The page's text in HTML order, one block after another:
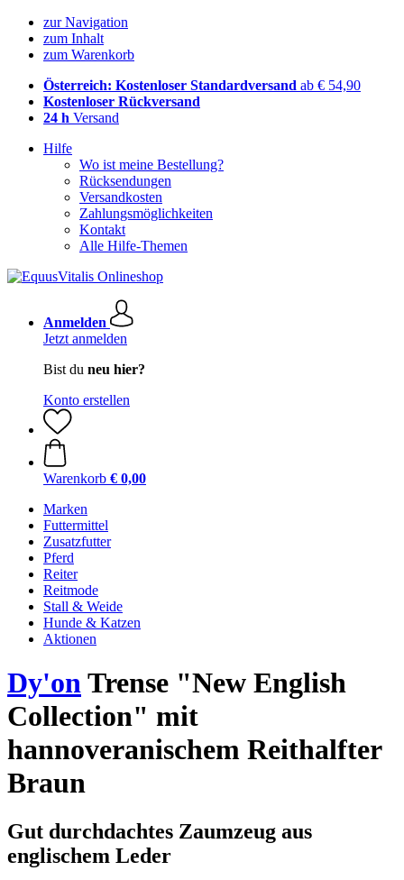
zur Navigation
zum Inhalt
zum Warenkorb
Österreich: Kostenloser Standardversand ab € 54,90
Kostenloser Rückversand
24 h Versand
Hilfe
Wo ist meine Bestellung?
Rücksendungen
Versandkosten
Zahlungsmöglichkeiten
Kontakt
Alle Hilfe-Themen
Anmelden
Jetzt anmelden
Bist du neu hier?
Konto erstellen
Warenkorb € 0,00
Marken
Futtermittel
Zusatzfutter
Pferd
Reiter
Reitmode
Stall & Weide
Hunde & Katzen
Aktionen
Dy'onTrense "New English
Collection" mit
hannoveranischem Reithalfter
Braun
Gut durchdachtes Zaumzeug aus
englischem Leder